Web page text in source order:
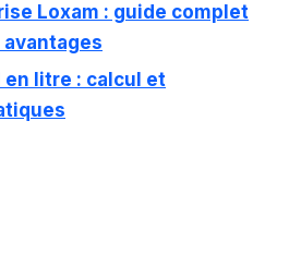
Loxam : guide complet
avantages
litre : calcul et